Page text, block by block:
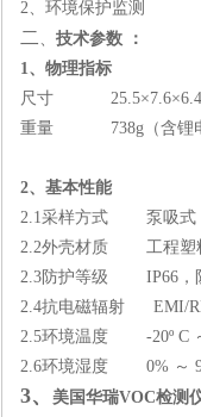
2、环境保护监测
二 、 技术参数 ：
1、物理指标
尺寸 25.5×7.6×6.4
重量 738g（含锂
2、基本性能
2.1采样方式 泵吸式
2.2外壳材质 工程塑
2.3防护等级 IP66，
2.4抗电磁辐射 EMI/RF
2.5环境温度 -20º C
2.6环境湿度 0% ～
3、
美国华瑞VOC检测